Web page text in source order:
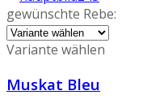
gewünschte Rebe:
Variante wählen
Muskat Bleu